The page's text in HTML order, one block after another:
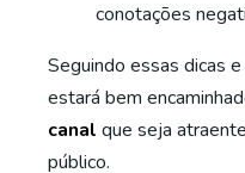
conotações
Seguindo essas dicas
estará bem
canal que seja
público.